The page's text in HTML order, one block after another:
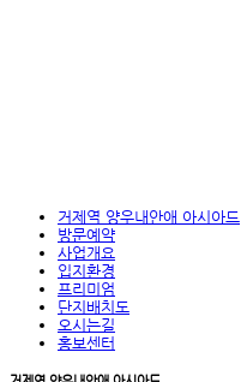
거제역 양우내안애 아시아드
방문예약
사업개요
입지환경
프리미엄
단지배치도
오시는길
홍보센터